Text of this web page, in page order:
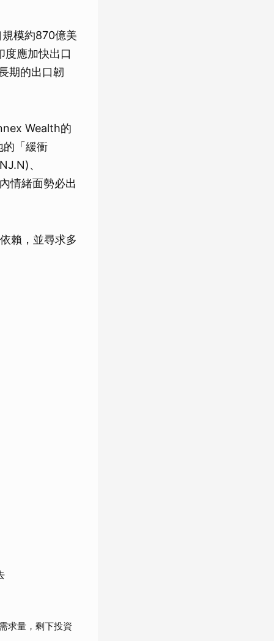
模約870億美
度應加快出口
期的出口韌
Wealth的
的「緩衝
、
情緒面勢必出
賴，並尋求多
求量，剩下投資